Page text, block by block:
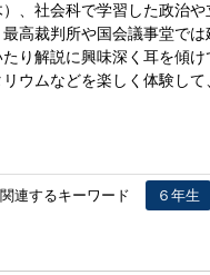
、社会科で学習した政治
高裁判所や国会議事堂で
り解説に興味深く耳を傾
ウムなどを楽しく体験し
連するキーワード ６年生